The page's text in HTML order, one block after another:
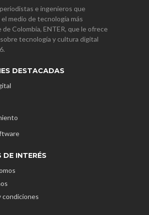
e ingenieros que
medio de tecnología más
Colombia, ENTER, que le ofrece
tecnología y cultura digital
DESTACADAS
DE INTERÉS
condiciones